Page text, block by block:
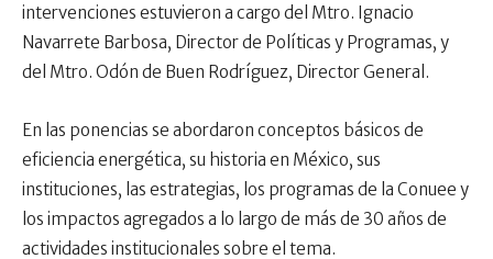
intervenciones estuvieron a cargo del Mtro. Ignacio
Navarrete Barbosa, Director de Políticas y Programas, y
del Mtro. Odón de Buen Rodríguez, Director General.
En las ponencias se abordaron conceptos básicos de
eficiencia energética, su historia en México, sus
instituciones, las estrategias, los programas de la Conuee y
los impactos agregados a lo largo de más de 30 años de
actividades institucionales sobre el tema.